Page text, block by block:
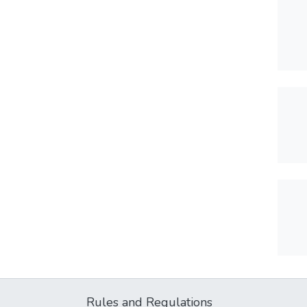
Rules and Regulations